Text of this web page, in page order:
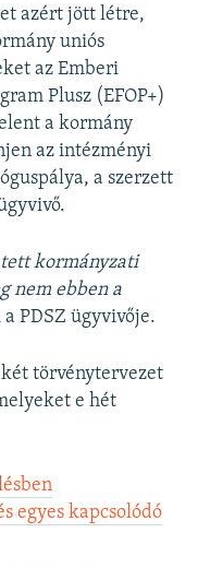
azért jött létre,
uniós
az Emberi
Plusz (EFOP+)
a kormány
az intézményi
a szerzett
tett kormányzati
nem ebben a
PDSZ ügyvivője.
törvénytervezet
e hét
egyes kapcsolódó